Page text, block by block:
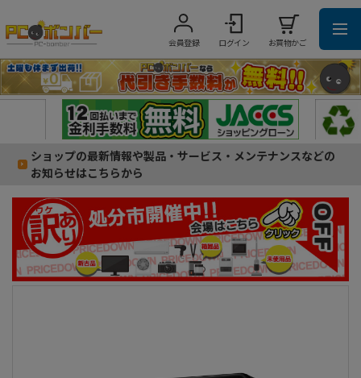
会員登録 ログイン お買物かご
ショップの最新情報や製品・サービス・メンテナンスなどの
お知らせはこちらから